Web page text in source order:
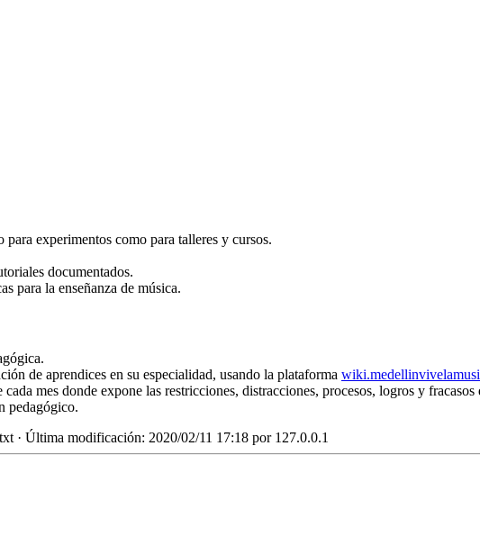
experimentos como para talleres y cursos.
documentados.
para la enseñanza de música.
de aprendices en su especialidad, usando la plataforma
mes donde expone las restricciones, distracciones, procesos, logros y fracasos
pedagógico.
· Última modificación: 2020/02/11 17:18 por 127.0.0.1